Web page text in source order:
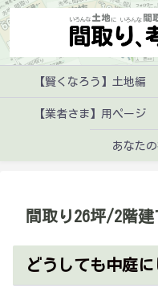
【賢くなろう】土地編
【業者さま】用ページ
あなた
間取り26坪/2階建
どうしても中庭に